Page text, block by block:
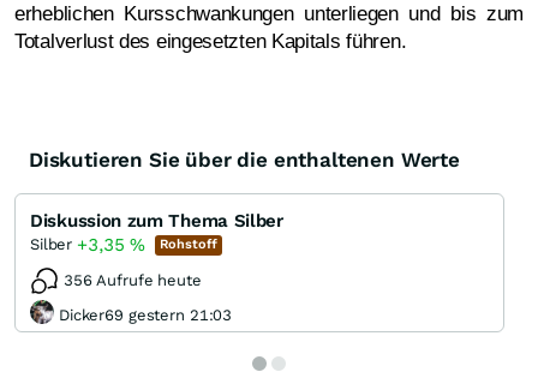
erheblichen Kursschwankungen unterliegen und bis zum
Totalverlust des eingesetzten Kapitals führen.
Diskutieren Sie über die enthaltenen Werte
Diskussion zum Thema Silber
Silber +3,35% Rohstoff
356 Aufrufe heute
Dicker69 gestern 21:03